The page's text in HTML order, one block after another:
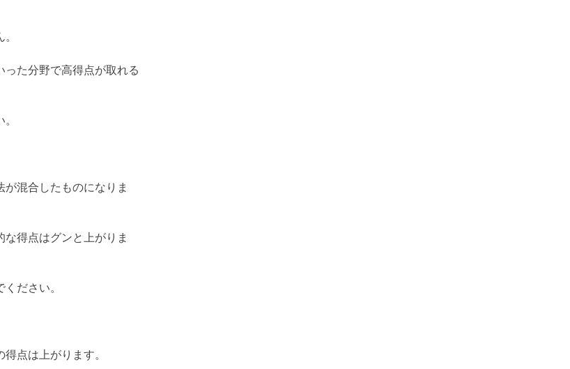
った分野で高得点が取れる
混合したものになりま
得点はグンと上がりま
ださい。
点は上がります。